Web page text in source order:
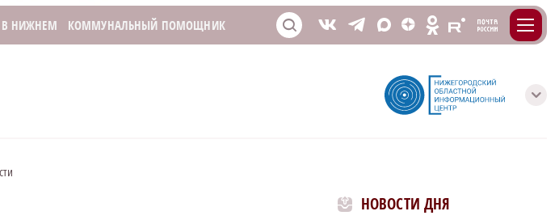
В НИЖНЕМ КОММУНАЛЬНЫЙ ПОМОЩНИК S V T X Z O E m
с
НОВОСТИ ДНЯ